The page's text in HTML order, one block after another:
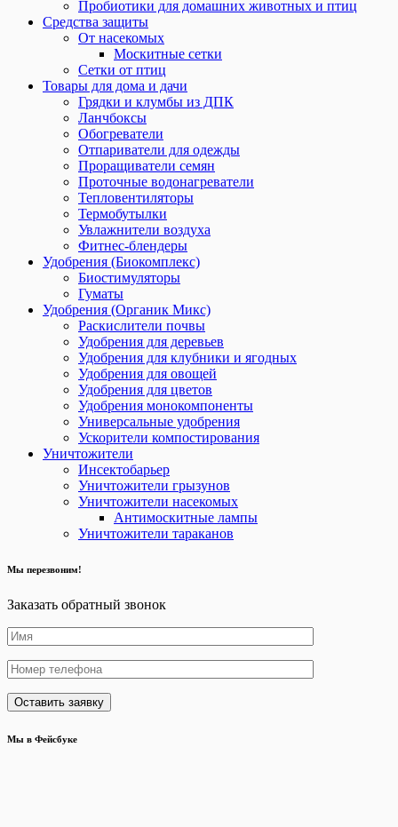
Пробиотики для домашних животных и птиц
Средства защиты
От насекомых
Москитные сетки
Сетки от птиц
Товары для дома и дачи
Грядки и клумбы из ДПК
Ланчбоксы
Обогреватели
Отпариватели для одежды
Проращиватели семян
Проточные водонагреватели
Тепловентиляторы
Термобутылки
Увлажнители воздуха
Фитнес-блендеры
Удобрения (Биокомплекс)
Биостимуляторы
Гуматы
Удобрения (Органик Микс)
Раскислители почвы
Удобрения для деревьев
Удобрения для клубники и ягодных
Удобрения для овощей
Удобрения для цветов
Удобрения монокомпоненты
Универсальные удобрения
Ускорители компостирования
Уничтожители
Инсектобарьер
Уничтожители грызунов
Уничтожители насекомых
Антимоскитные лампы
Уничтожители тараканов
Мы перезвоним!
Заказать обратный звонок
Мы в Фейсбуке